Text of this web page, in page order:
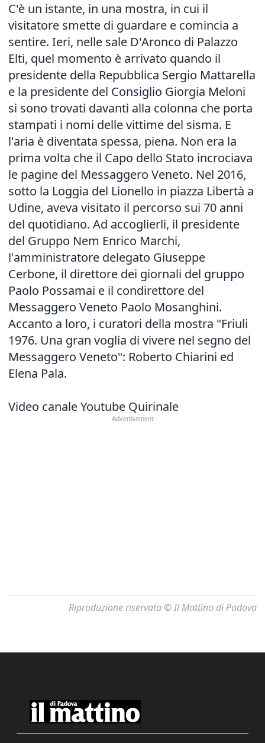
C'è un istante, in una mostra, in cui il
visitatore smette di guardare e comincia a
sentire. Ieri, nelle sale D'Aronco di Palazzo
Elti, quel momento è arrivato quando il
presidente della Repubblica Sergio Mattarella
e la presidente del Consiglio Giorgia Meloni
si sono trovati davanti alla colonna che porta
stampati i nomi delle vittime del sisma. E
l'aria è diventata spessa, piena. Non era la
prima volta che il Capo dello Stato incrociava
le pagine del Messaggero Veneto. Nel 2016,
sotto la Loggia del Lionello in piazza Libertà a
Udine, aveva visitato il percorso sui 70 anni
del quotidiano. Ad accoglierli, il presidente
del Gruppo Nem Enrico Marchi,
l'amministratore delegato Giuseppe
Cerbone, il direttore dei giornali del gruppo
Paolo Possamai e il condirettore del
Messaggero Veneto Paolo Mosanghini.
Accanto a loro, i curatori della mostra "Friuli
1976. Una gran voglia di vivere nel segno del
Messaggero Veneto": Roberto Chiarini ed
Elena Pala.
Video canale Youtube Quirinale
Riproduzione riservata © Il Mattino di Padova